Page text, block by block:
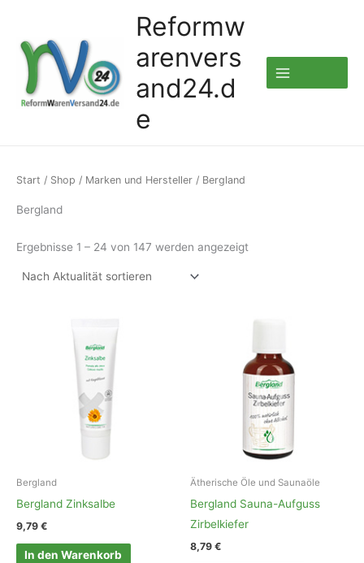
springen
Reformw
arenvers
and24.d
e
Start / Shop / Marken und Hersteller / Bergland
Bergland
Ergebnisse 1 – 24 von 147 werden angezeigt
Bergland
Bergland Zinksalbe
9,79 €
In den Warenkorb
Ätherische Öle und Saunaöle
Bergland Sauna-Aufguss
Zirbelkiefer
8,79 €